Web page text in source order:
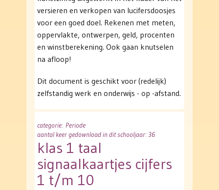
versieren en verkopen van lucifersdoosjes
voor een goed doel. Rekenen met meten,
oppervlakte, ontwerpen, geld, procenten
en winstberekening. Ook gaan knutselen
na afloop!
Dit document is geschikt voor (redelijk)
zelfstandig werk en onderwijs - op -afstand.
categorie: Periode
aantal keer gedownload in dit schooljaar: 36
klas 1 taal
signaalkaartjes cijfers
1 t/m 10